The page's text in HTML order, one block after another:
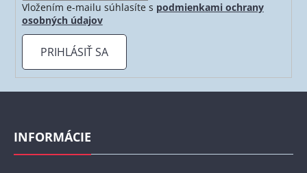
Vložením e-mailu súhlasíte s podmienkami ochrany
osobných údajov
PRIHLÁSIŤ SA
Z
INFORMÁCIE